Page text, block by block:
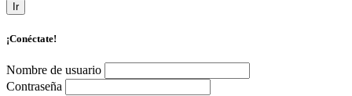
Ir
¡Conéctate!
Nombre de usuario
Contraseña